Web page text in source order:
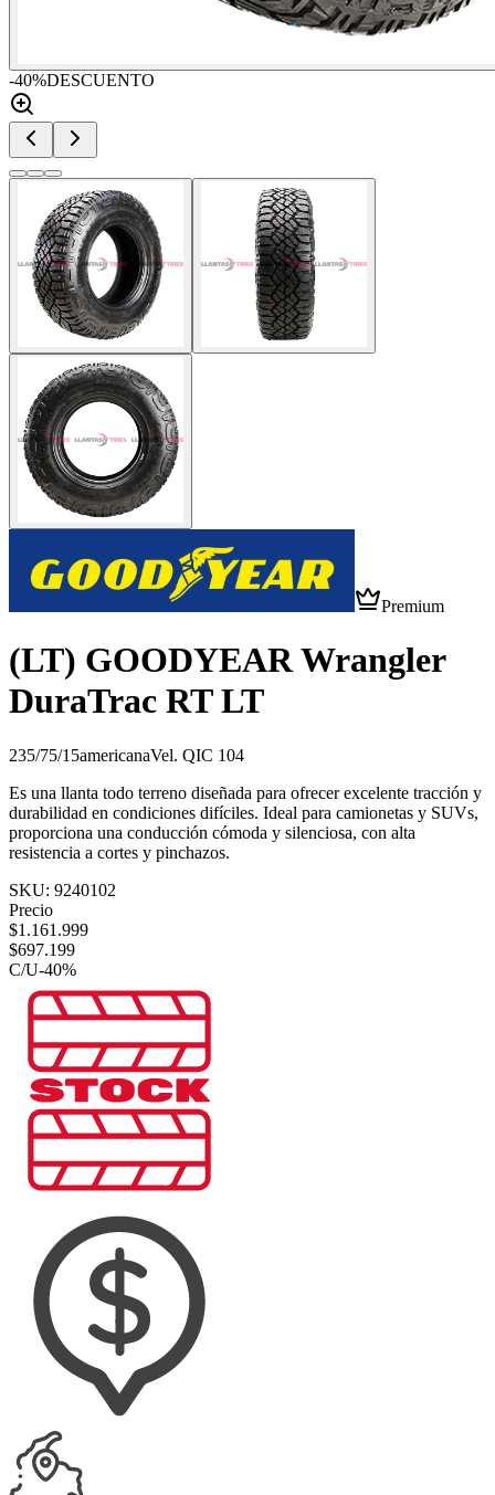
-40%DESCUENTO
Premium
(LT) GOODYEAR Wrangler
DuraTrac RT LT
235/75/15americanaVel. QIC 104
Es una llanta todo terreno diseñada para ofrecer excelente tracción y
durabilidad en condiciones difíciles. Ideal para camionetas y SUVs,
proporciona una conducción cómoda y silenciosa, con alta
resistencia a cortes y pinchazos.
SKU: 9240102
Precio
$1.161.999
$697.199
C/U-40%